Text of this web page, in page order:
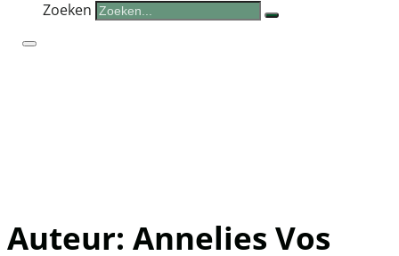
Zoeken
Auteur: Annelies Vos